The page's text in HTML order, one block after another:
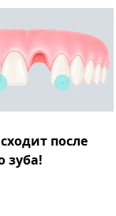
после
зуба!